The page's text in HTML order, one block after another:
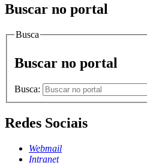
Buscar no portal
Busca
Buscar no portal
Busca:
Redes Sociais
Webmail
Intranet